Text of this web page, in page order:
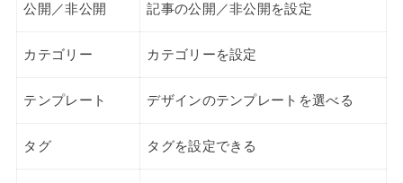
公開／非公開 記事の公開／非公開を設定
カテゴリー カテゴリーを設定
テンプレート デザインのテンプレートを選べる
タグ タグを設定できる